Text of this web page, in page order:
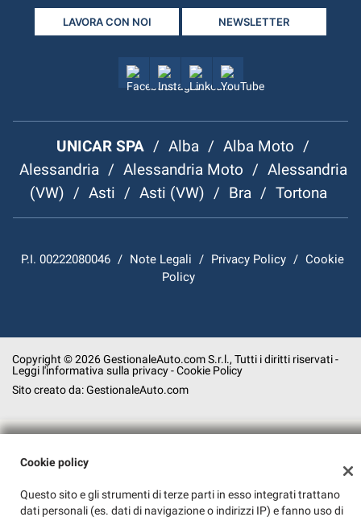
LAVORA CON NOI NEWSLETTER
UNICAR SPA / Alba / Alba Moto /
Alessandria / Alessandria Moto / Alessandria
(VW) / Asti / Asti (VW) / Bra / Tortona
P.I. 00222080046 / Note Legali / Privacy Policy / Cookie
Policy
Copyright © 2026 GestionaleAuto.com S.r.l., Tutti i diritti riservati -
Leggi l'informativa sulla privacy-Cookie Policy
Sito creato da:GestionaleAuto.com
Cookie policy
Questo sito e gli strumenti di terze parti in esso integrati trattano
dati personali (es. dati di navigazione o indirizzi IP) e fanno uso di